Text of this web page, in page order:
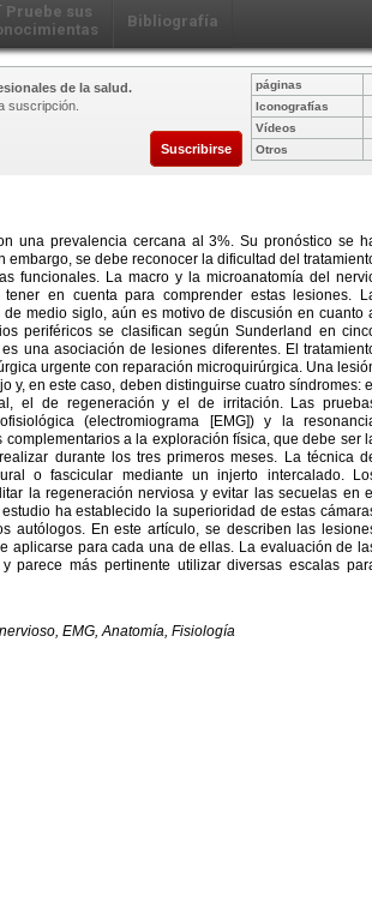
Pruebe sus
Bibliografía
de la salud.
suscripción.
Suscribirse
páginas
Iconografías
Vídeos
Otros
una prevalencia cercana al 3%. Su pronóstico se
se debe reconocer la dificultad del
funcionales. La macro y la microanatomía del
en cuenta para comprender estas lesiones.
medio siglo, aún es motivo de discusión en cuanto
periféricos se clasifican según Sunderland en
una asociación de lesiones diferentes. El
urgente con reparación microquirúrgica. Una
y, en este caso, deben distinguirse cuatro síndromes:
el de regeneración y el de irritación. Las
(electromiograma [EMG]) y la
a la exploración física, que debe ser
durante los tres primeros meses. La técnica
o fascicular mediante un injerto intercalado.
la regeneración nerviosa y evitar las secuelas en
ha establecido la superioridad de estas
autólogos. En este artículo, se describen las
aplicarse para cada una de ellas. La evaluación de
parece más pertinente utilizar diversas escalas
EMG, Anatomía, Fisiología